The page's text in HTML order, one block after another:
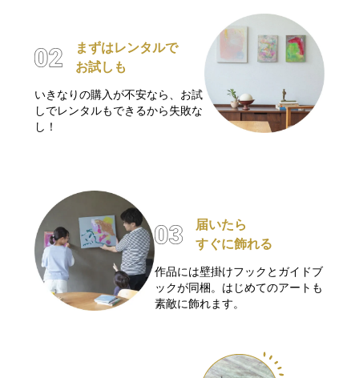
まずはレンタルで
お試しも
いきなりの購入が不安なら、お試
しでレンタルもできるから失敗な
し！
届いたら
すぐに飾れる
作品には壁掛けフックとガイドブ
ックが同梱。はじめてのアートも
素敵に飾れます。